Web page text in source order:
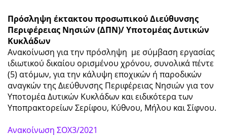
Πρόσληψη έκτακτου προσωπικού Διεύθυνσης
Περιφέρειας Νησιών (ΔΠΝ)/ Υποτομέας Δυτικών
Κυκλάδων
Ανακοίνωση για την πρόσληψη με σύμβαση εργασίας
ιδιωτικού δικαίου ορισμένου χρόνου, συνολικά πέντε
(5) ατόμων, για την κάλυψη εποχικών ή παροδικών
αναγκών της Διεύθυνσης Περιφέρειας Νησιών για τον
Υποτομέα Δυτικών Κυκλάδων και ειδικότερα των
Υποπρακτορείων Σερίφου, Κύθνου, Μήλου και Σίφνου.
Ανακοίνωση ΣΟΧ3/2021